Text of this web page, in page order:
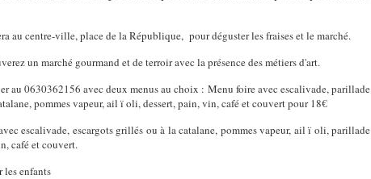
au centre-ville, place de la République, pour déguster les fraises et le marché.
un marché gourmand et de terroir avec la présence des métiers d'art.
au 0630362156 avec deux menus au choix : Menu foire avec escalivade, parillade
pommes vapeur, ail ï oli, dessert, pain, vin, café et couvert pour 18€
escalivade, escargots grillés ou à la catalane, pommes vapeur, ail ï oli, parillade
café et couvert.
les enfants